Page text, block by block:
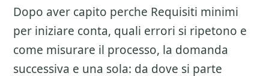
Dopo aver capito perche Requisiti minimi
per iniziare conta, quali errori si ripetono e
come misurare il processo, la domanda
successiva e una sola: da dove si parte